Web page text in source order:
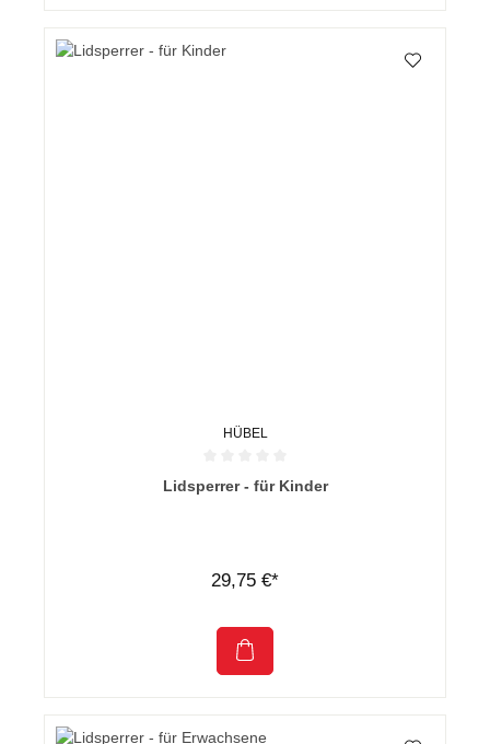
HÜBEL
Durchschnittliche Bewertung von 0 von 5 Sternen
Lidsperrer - für Kinder
29,75 €*